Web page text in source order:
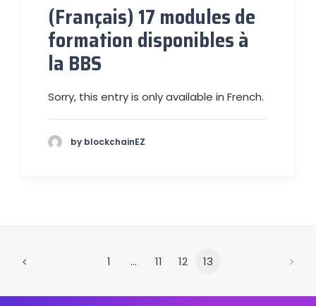
(Français) 17 modules de
formation disponibles à
la BBS
Sorry, this entry is only available in French.
by blockchainEZ
1 … 11 12 13